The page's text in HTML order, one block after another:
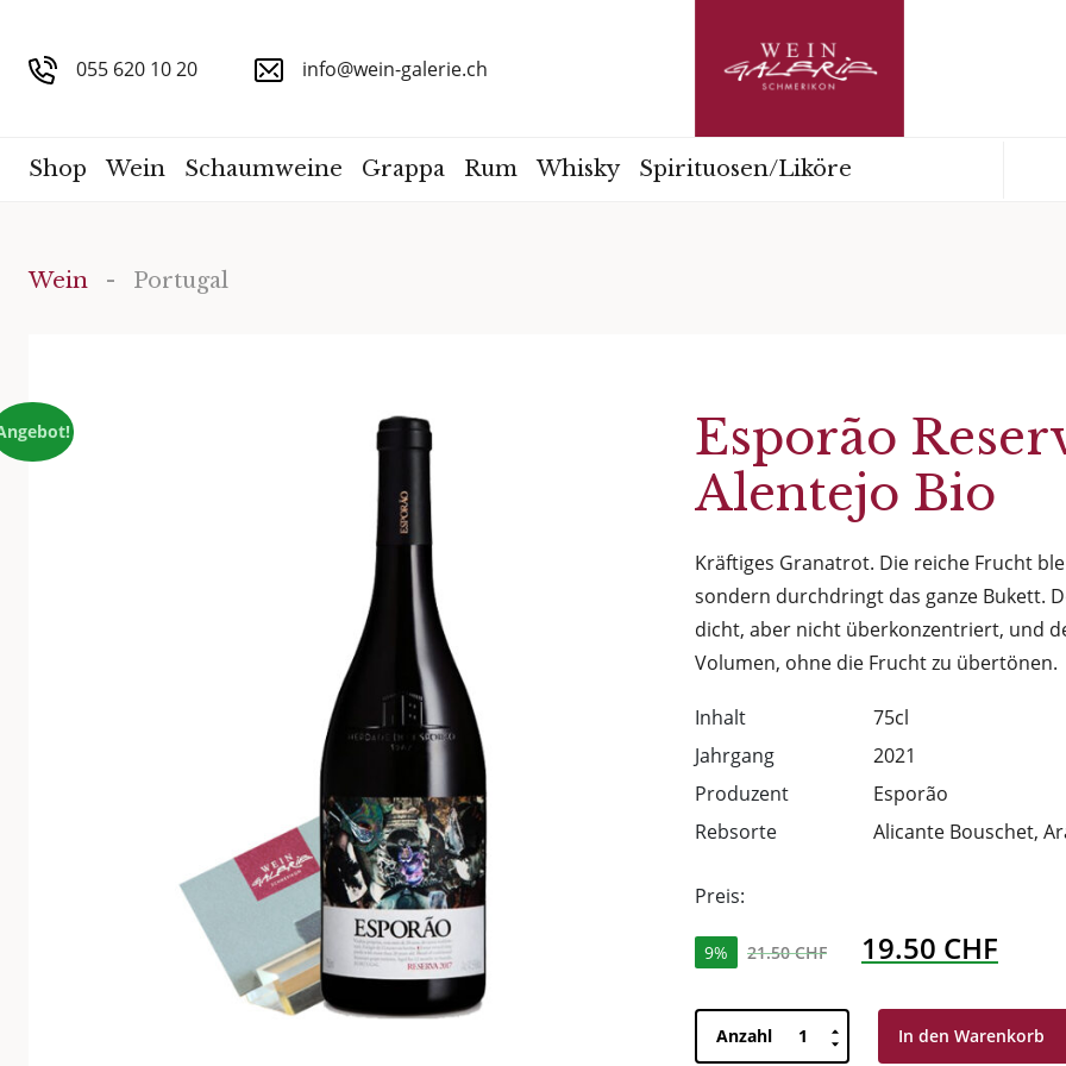
055 620 10 20 info@wein-galerie.ch
Shop Wein Schaumweine Grappa Rum Whisky Spirituosen/Liköre
Wein - Portugal
Esporão
Alentejo Bio
Kräftiges Granatrot. Die reiche Frucht
sondern durchdringt das ganze Bukett.
dicht, aber nicht überkonzentriert, und
Volumen, ohne die Frucht zu übertönen.
Inhalt
75cl
Jahrgang
2021
Produzent
Esporão
Rebsorte
Alicante Bouschet,
Preis:
9% 21.50CHF
Ursprünglicher
war:
19.50 CHF
ist:
Anzahl
Esporão
Reserva
In den Warenkorb